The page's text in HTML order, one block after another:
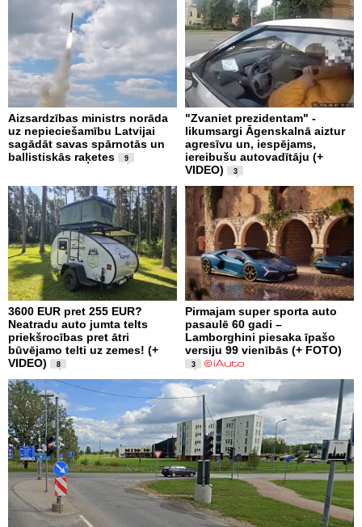
Aizsardzības ministrs norāda
uz nepieciešamību Latvijai
sagādāt savas spārnotās un
ballistiskās raķetes
9
"Zvaniet prezidentam" -
likumsargi Āgenskalnā aiztur
agresīvu un, iespējams,
iereibušu autovadītāju (+
VIDEO)
3
3600 EUR pret 255 EUR?
Neatradu auto jumta telts
priekšrocības pret ātri
būvējamo telti uz zemes! (+
VIDEO)
8
Pirmajam super sporta auto
pasaulē 60 gadi –
Lamborghini piesaka īpašo
versiju 99 vienībās (+ FOTO)
3